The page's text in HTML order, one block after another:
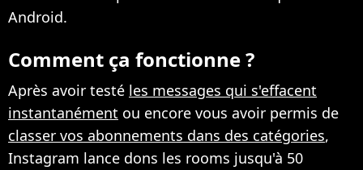
Android.
Comment ça fonctionne ?
Après avoir testé les messages qui s'effacent
instantanément ou encore vous avoir permis de
classer vos abonnements dans des catégories,
Instagram lance dons les rooms jusqu'à 50